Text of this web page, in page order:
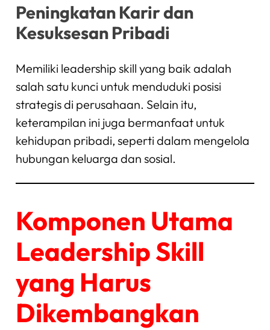
Peningkatan Karir dan
Kesuksesan Pribadi
Memiliki leadership skill yang baik adalah
salah satu kunci untuk menduduki posisi
strategis di perusahaan. Selain itu,
keterampilan ini juga bermanfaat untuk
kehidupan pribadi, seperti dalam mengelola
hubungan keluarga dan sosial.
Komponen Utama
Leadership Skill
yang Harus
Dikembangkan